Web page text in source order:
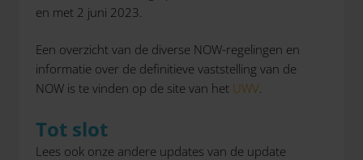
en met 2 juni 2023.
Een overzicht van de diverse NOW-regelingen en
informatie over de definitieve vaststelling van de
NOW is te vinden op de site van het UWV.
Tot slot
Lees ook onze andere updates van de update